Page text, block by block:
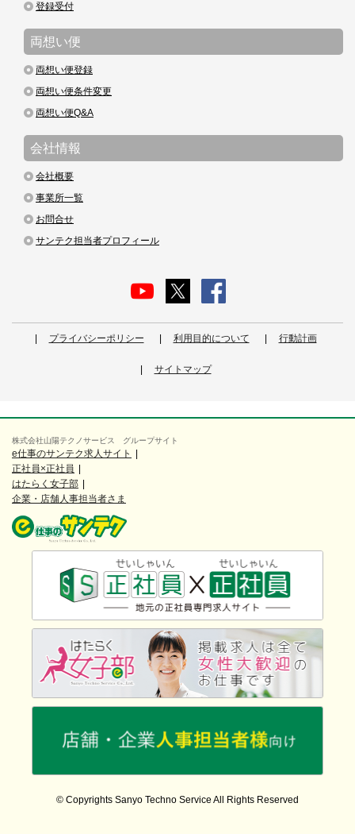
登録受付
両想い便
両想い便登録
両想い便条件変更
両想い便Q&A
会社情報
会社概要
事業所一覧
お問合せ
サンテク担当者プロフィール
プライバシーポリシー 利用目的について 行動計画
サイトマップ
株式会社山陽テクノサービス グループサイト
e仕事のサンテク求人サイト
正社員×正社員
はたらく女子部
企業・店舗人事担当者さま
© Copyrights Sanyo Techno Service All Rights Reserved